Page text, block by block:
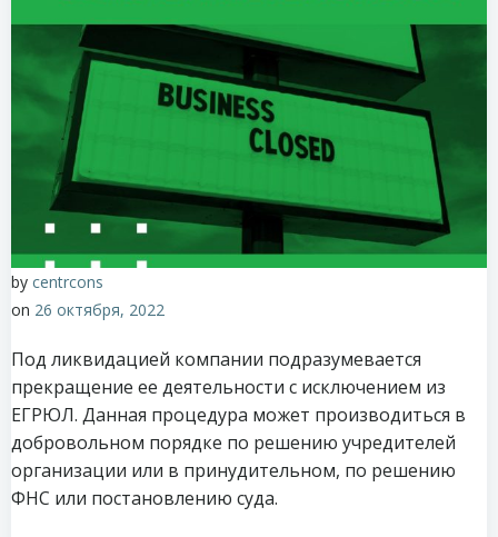
by centrcons
on 26 октября, 2022
Под ликвидацией компании подразумевается
прекращение ее деятельности с исключением из
ЕГРЮЛ. Данная процедура может производиться в
добровольном порядке по решению учредителей
организации или в принудительном, по решению
ФНС или постановлению суда.